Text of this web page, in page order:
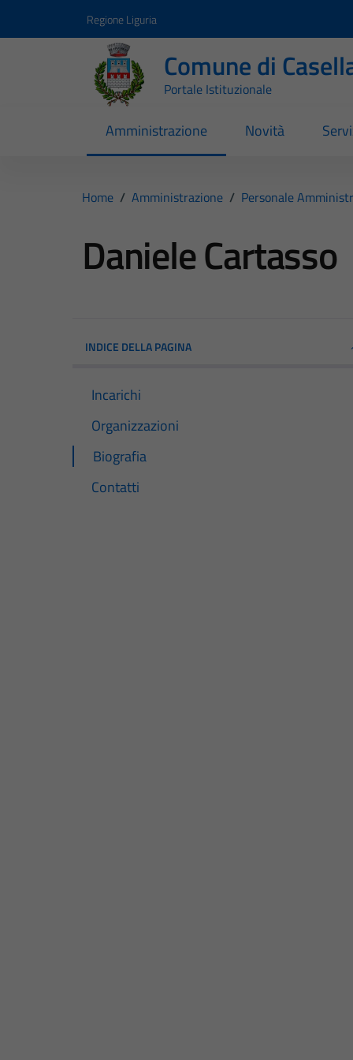
Regione Liguria
Comune di
Portale Istituzionale
Amministrazione Novità
Home / Amministrazione / Personale
Daniele Cartasso
INDICE DELLA PAGINA
Incarichi
Organizzazioni
Biografia
Contatti